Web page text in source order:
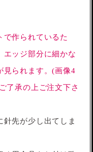
で作られているた
エッジ部分に細かな
見られます。(画像4
了承の上ご注文下さ
先が少し出てしま